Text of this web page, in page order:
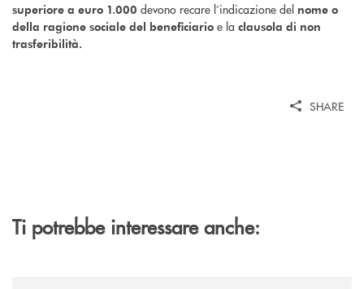
superiore a euro 1.000 devono recare l’indicazione del nome o
della ragione sociale del beneficiario e la clausola di non
trasferibilità.
SHARE
Ti potrebbe interessare anche: